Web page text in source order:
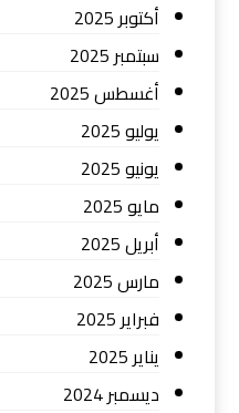
أكتوبر 2025
سبتمبر 2025
أغسطس 2025
يوليو 2025
يونيو 2025
مايو 2025
أبريل 2025
مارس 2025
فبراير 2025
يناير 2025
ديسمبر 2024